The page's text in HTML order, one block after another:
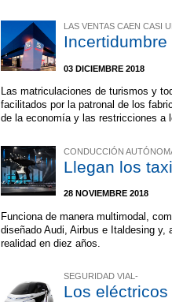
LAS VENTAS CAEN CASI
03 DICIEMBRE 2018
Las matriculaciones de turismos y
facilitados por la patronal de los
de la economía y las restricciones a
CONDUCCIÓN
Llegan los
28 NOVIEMBRE 2018
Funciona de manera multimodal,
diseñado Audi, Airbus e Italdesing
realidad en diez años.
SEGURIDAD VIAL-
Los